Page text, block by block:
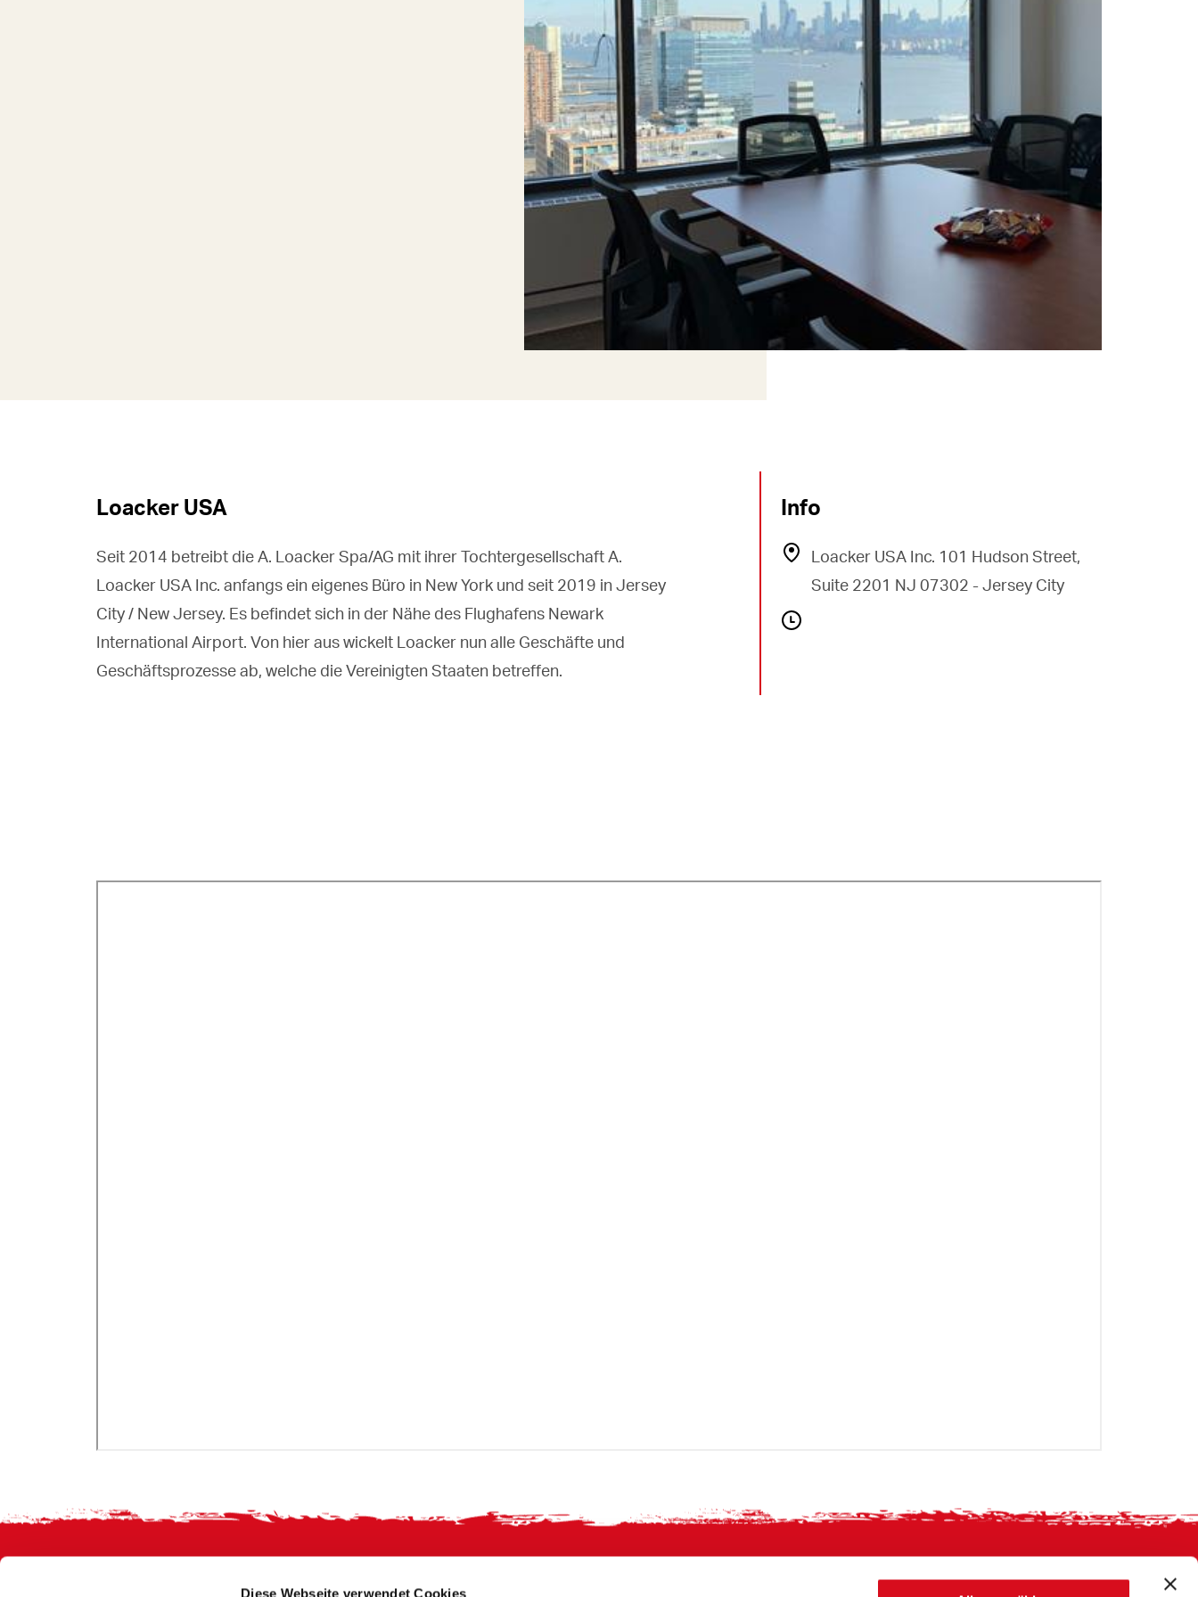
Diese Webseite verwendet Cookies
Loacker USA
Seit 2014 betreibt die A. Loacker Spa/AG mit ihrer Tochtergesellschaft A.
Loacker USA Inc. anfangs ein eigenes Büro in New York und seit 2019 in Jersey
City / New Jersey. Es befindet sich in der Nähe des Flughafens Newark
International Airport. Von hier aus wickelt Loacker nun alle Geschäfte und
Geschäftsprozesse ab, welche die Vereinigten Staaten betreffen.
Info
Loacker USA Inc. 101 Hudson Street,
Suite 2201 NJ 07302 - Jersey City
Footer